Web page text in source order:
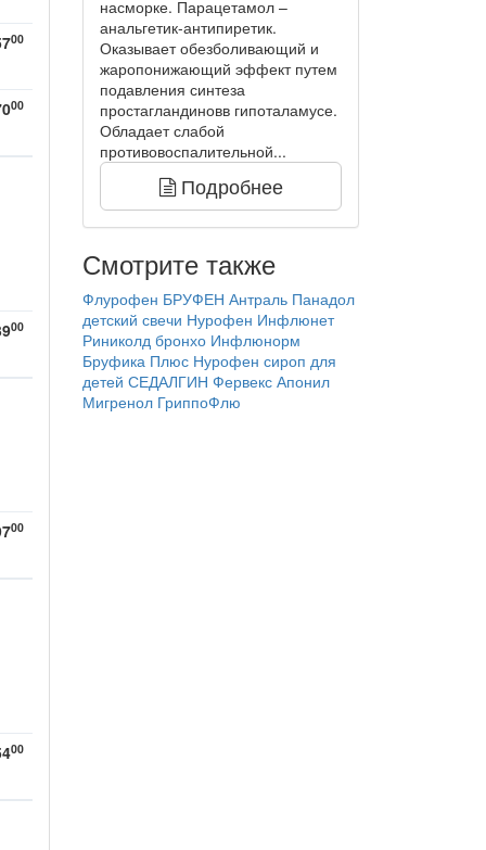
00
00
00
00
00
насморке. Парацетамол –
анальгетик-антипиретик.
Оказывает обезболивающий и
жаропонижающий эффект путем
подавления синтеза
простагландиновв гипоталамусе.
Обладает слабой
противовоспалительной...
Подробнее
Смотрите также
Флурофен БРУФЕН Антраль Панадол
детский свечи Нурофен Инфлюнет
Риниколд бронхо Инфлюнорм
Бруфика Плюс Нурофен сироп для
детей СЕДАЛГИН Фервекс Апонил
Мигренол ГриппоФлю